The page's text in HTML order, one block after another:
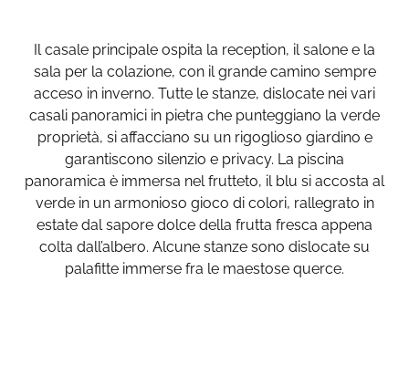
Il casale principale ospita la reception, il salone e la
sala per la colazione, con il grande camino sempre
acceso in inverno. Tutte le stanze, dislocate nei vari
casali panoramici in pietra che punteggiano la verde
proprietà, si affacciano su un rigoglioso giardino e
garantiscono silenzio e privacy. La piscina
panoramica è immersa nel frutteto, il blu si accosta al
verde in un armonioso gioco di colori, rallegrato in
estate dal sapore dolce della frutta fresca appena
colta dall’albero. Alcune stanze sono dislocate su
palafitte immerse fra le maestose querce.